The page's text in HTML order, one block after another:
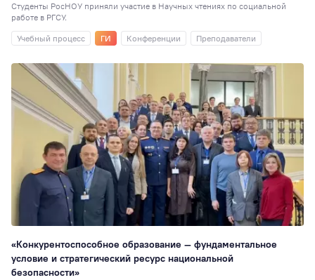
Студсовет
клуб 58
ИПП 56
Китай
Медиацентр
Логопедия 53
ЮИ 52
Перевод 51
Студенческая
наука 48
колледжей
Студенты РосНОУ приняли участие в Научных чтениях по социальной
работе в РГСУ.
Учебный процесс
ГИ Конференции Преподаватели
«Конкурентоспособное образование — фундаментальное
условие и стратегический ресурс национальной
безопасности»